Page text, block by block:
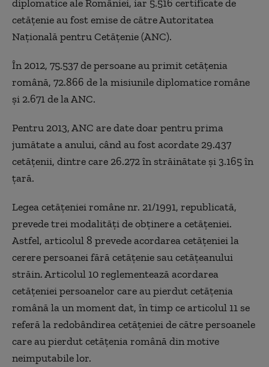
diplomatice ale României, iar 5.516 certificate de
cetăţenie au fost emise de către Autoritatea
Naţională pentru Cetăţenie (ANC).
În 2012, 75.537 de persoane au primit cetăţenia
română, 72.866 de la misiunile diplomatice române
şi 2.671 de la ANC.
Pentru 2013, ANC are date doar pentru prima
jumătate a anului, când au fost acordate 29.437
cetăţenii, dintre care 26.272 în străinătate şi 3.165 în
ţară.
Legea cetăţeniei române nr. 21/1991, republicată,
prevede trei modalităţi de obţinere a cetăţeniei.
Astfel, articolul 8 prevede acordarea cetăţeniei la
cerere persoanei fără cetăţenie sau cetăţeanului
străin. Articolul 10 reglementează acordarea
cetăţeniei persoanelor care au pierdut cetăţenia
română la un moment dat, în timp ce articolul 11 se
referă la redobândirea cetăţeniei de către persoanele
care au pierdut cetăţenia română din motive
neimputabile lor.